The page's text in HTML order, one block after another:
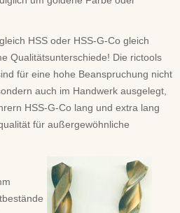
HSS oder HSS-G-Co gleich
Qualitätsunterschiede! Die rictools
für eine hohe Beanspruchung nicht
auch im Handwerk ausgelegt,
HSS-G-Co lang und extra lang
für außergewöhnliche